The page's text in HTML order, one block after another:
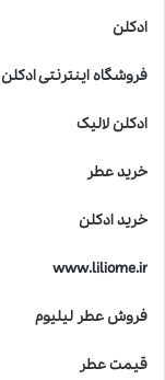
ادکلن
فروشگاه اینترنتی ادکلن
ادکلن لالیک
خرید عطر
خرید ادکلن
www.liliome.ir
فروش عطر لیلیوم
قیمت عطر